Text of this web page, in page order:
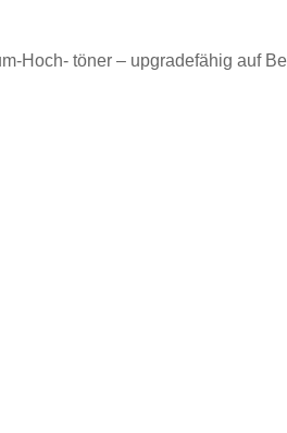
Hoch- töner – upgradefähig auf